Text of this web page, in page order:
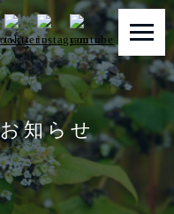
知らせ
ジ
わり